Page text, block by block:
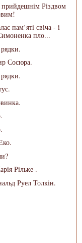
прийдешнім Різдвом
пам’яті свіча - і
пло...
Сосюра.
Рільке .
Руел Толкін.